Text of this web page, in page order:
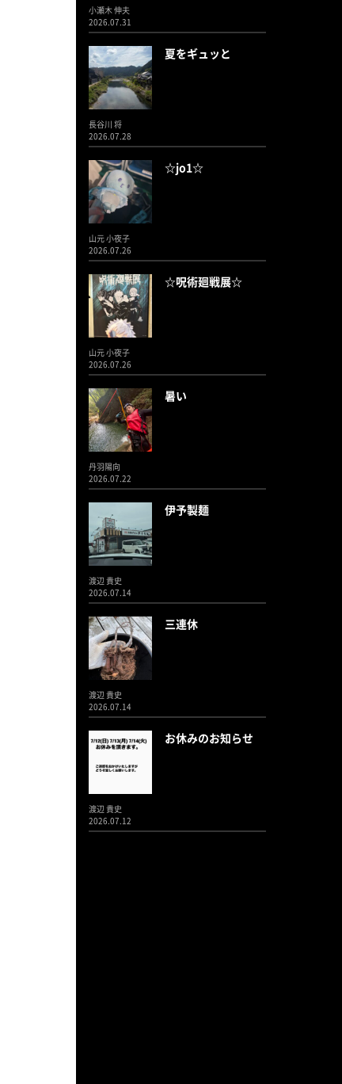
小瀬木 伸夫
2026.07.31
夏をギュッと
長谷川 将
2026.07.28
☆jo1☆
山元 小夜子
2026.07.26
☆呪術廻戦展☆
山元 小夜子
2026.07.26
暑い
丹羽陽向
2026.07.22
伊予製麺
渡辺 貴史
2026.07.14
三連休
渡辺 貴史
2026.07.14
お休みのお知らせ
渡辺 貴史
2026.07.12